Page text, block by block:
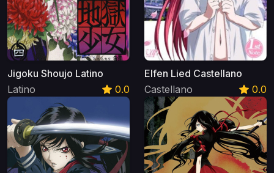
Jigoku Shoujo Latino
Latino
0.0
Elfen Lied Castellano
Castellano
0.0